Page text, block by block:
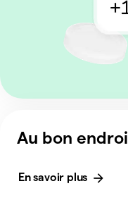
Au bon
En savoir plus